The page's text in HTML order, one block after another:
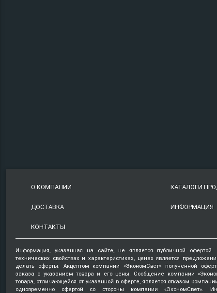
О КОМПАНИИ КАТАЛОГИ
ДОСТАВКА ИНФОРМАЦИЯ
КОНТАКТЫ
Информация, указанная на сайте, не является публичной
технических свойствах и характеристиках, ценах является
делать оферты. Акцептом компании «ЭкономСвет» полученной
заказа с указанием товара и его цены. Сообщение компании
товара, отличающейся от указанной в оферте, является отказом
одновременно офертой со стороны компании «ЭкономСвет».